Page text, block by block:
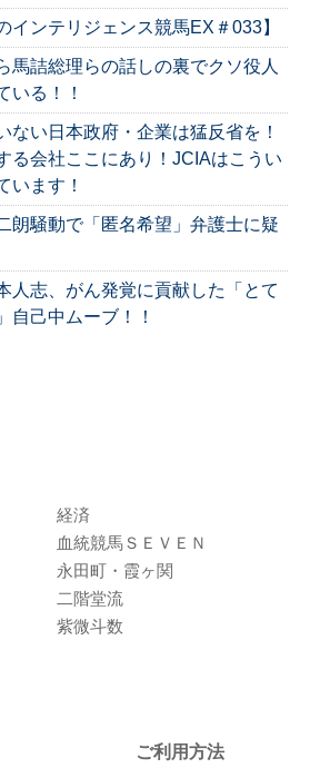
インテリジェンス競馬EX＃033】
馬詰総理らの話しの裏でクソ役人
いる！！
ない日本政府・企業は猛反省を！
る会社ここにあり！JCIAはこうい
います！
朗騒動で「匿名希望」弁護士に疑
人志、がん発覚に貢献した「とて
自己中ムーブ！！
経済
血統競馬ＳＥＶＥＮ
永田町・霞ヶ関
二階堂流
紫微斗数
ご利用方法